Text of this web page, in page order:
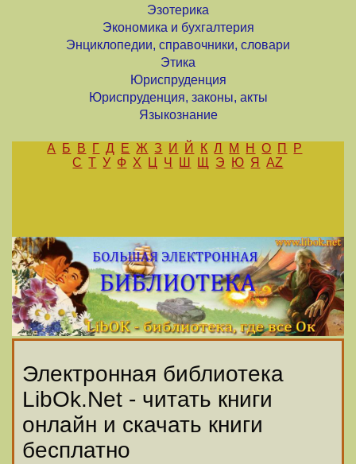
Эзотерика
Экономика и бухгалтерия
Энциклопедии, справочники, словари
Этика
Юриспруденция
Юриспруденция, законы, акты
Языкознание
А Б В Г Д Е Ж З И Й К Л М Н О П
Р
С Т У Ф Х Ц Ч Ш Щ Э Ю Я AZ
Электронная библиотека
LibOk.Net - читать книги
онлайн и скачать книги
бесплатно